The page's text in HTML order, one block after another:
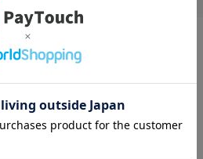
90・180°
モード